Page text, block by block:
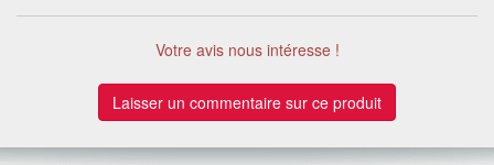
Votre avis nous intéresse !
Laisser un commentaire sur ce produit